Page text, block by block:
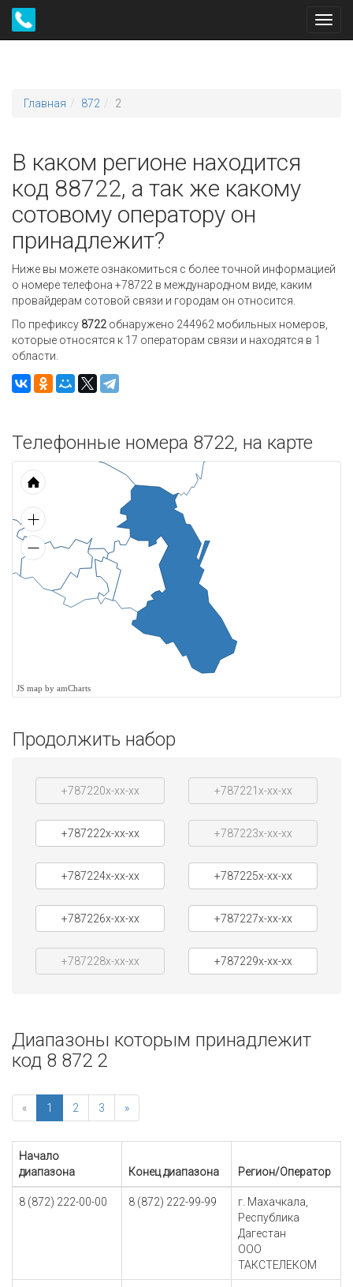
Главная 872 2
В каком регионе находится
код 88722, а так же какому
сотовому оператору он
принадлежит?
Ниже вы можете ознакомиться с более точной информацией
о номере телефона +78722 в международном виде, каким
провайдерам сотовой связи и городам он относится.
По префиксу 8722 обнаружено 244962 мобильных номеров,
которые относятся к 17 операторам связи и находятся в 1
области.
Телефонные номера 8722, на карте
JS map by amCharts
Продолжить набор
+787220x-xx-xx +787221x-xx-xx
+787222x-xx-xx +787223x-xx-xx
+787224x-xx-xx +787225x-xx-xx
+787226x-xx-xx +787227x-xx-xx
+787228x-xx-xx +787229x-xx-xx
Диапазоны которым принадлежит
код 8 872 2
« 1 2 3 »
Начало
диапазона
Конец диапазона Регион/Оператор
8 (872) 222-00-00 8 (872) 222-99-99
г. Махачкала,
Республика
Дагестан
ООО
ТАКСТЕЛЕКОМ